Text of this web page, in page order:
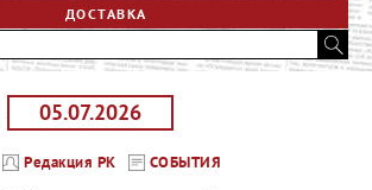
ДОСТАВКА
Редакция РК СОБЫТИЯ